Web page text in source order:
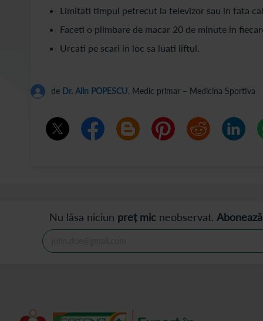
Limitati timpul petrecut la televizor sau in fata
Faceti o plimbare de macar 20 de minute in
Urcati pe scari in loc sa luati liftul.
de Dr. Alin POPESCU, Medic primar – Medicina Sportiva
Nu lăsa niciun preț mic neobservat.